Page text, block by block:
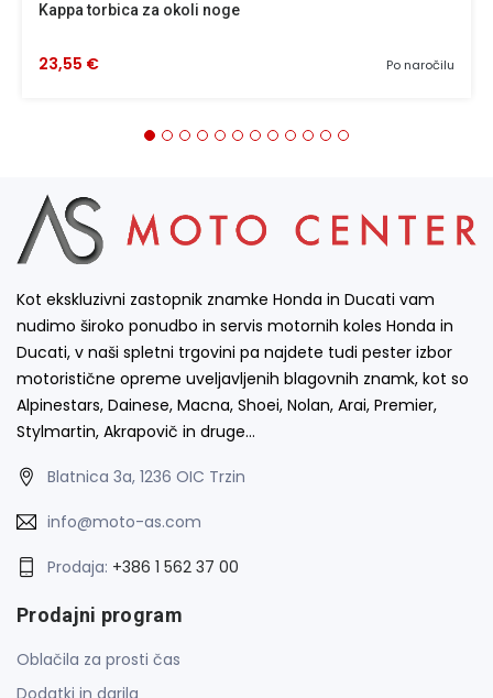
Kappa torbica za okoli noge
Po naročilu
23,55 €
Kot ekskluzivni zastopnik znamke Honda in Ducati vam
nudimo široko ponudbo in servis motornih koles Honda in
Ducati, v naši spletni trgovini pa najdete tudi pester izbor
motoristične opreme uveljavljenih blagovnih znamk, kot so
Alpinestars, Dainese, Macna, Shoei, Nolan, Arai, Premier,
Stylmartin, Akrapovič in druge…
Blatnica 3a, 1236 OIC Trzin
info@moto-as.com
Prodaja: +386 1 562 37 00
Prodajni program
Oblačila za prosti čas
Dodatki in darila